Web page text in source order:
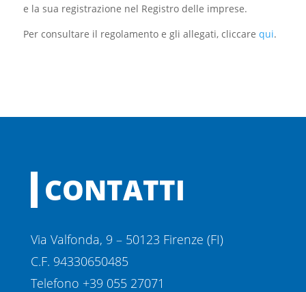
e la sua registrazione nel Registro delle imprese.
Per consultare il regolamento e gli allegati, cliccare qui.
CONTATTI
Via Valfonda, 9 – 50123 Firenze (FI)
C.F. 94330650485
Telefono +39 055 27071